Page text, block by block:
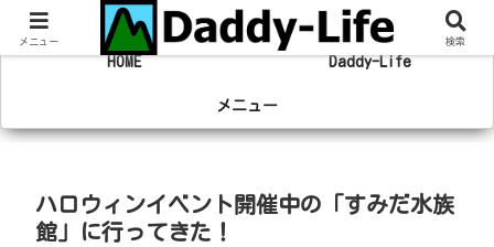
趣味の登山やマラソン、旅行の事を綴るブログ
HOME Daddy-Life
メニュー
ハロウィンイベント開催中の「すみだ水族
館」に行ってきた！
メニュー 検索